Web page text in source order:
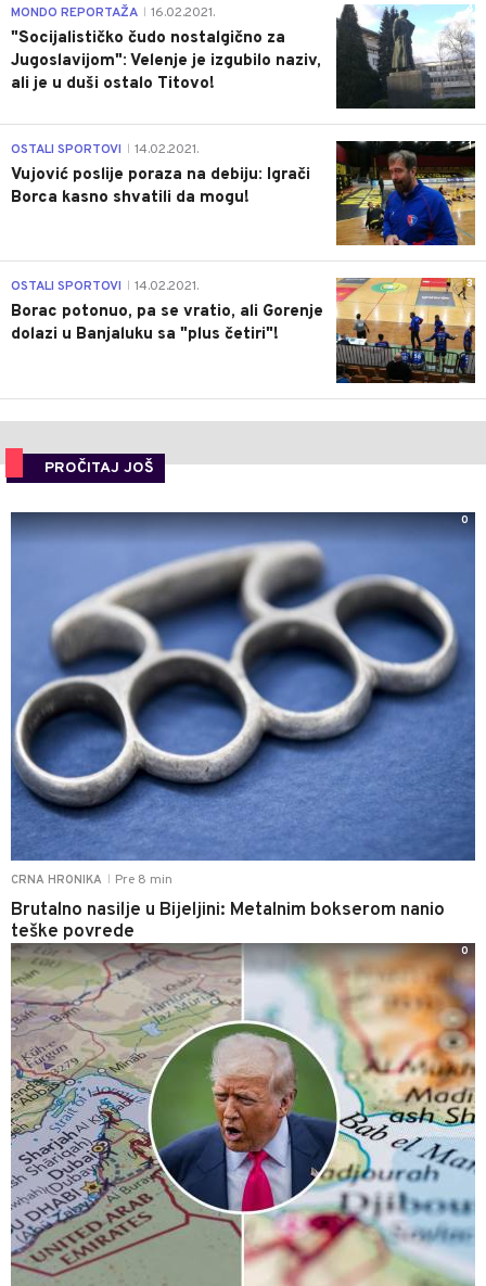
4
MONDO REPORTAŽA 16.02.2021.
"Socijalističko čudo nostalgično za
Jugoslavijom": Velenje je izgubilo naziv,
ali je u duši ostalo Titovo!
1
OSTALI SPORTOVI 14.02.2021.
Vujović poslije poraza na debiju: Igrači
Borca kasno shvatili da mogu!
3
OSTALI SPORTOVI 14.02.2021.
Borac potonuo, pa se vratio, ali Gorenje
dolazi u Banjaluku sa "plus četiri"!
PROČITAJ JOŠ
CRNA HRONIKA Pre 8 min
Brutalno nasilje u Bijeljini: Metalnim bokserom nanio
teške povrede
0
0